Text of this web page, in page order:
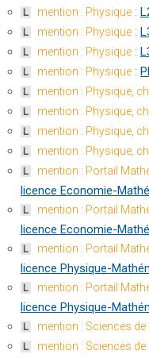
L mention : Physique :
L mention : Physique :
L mention : Physique :
L mention : Physique :
L mention : Physique,
L mention : Physique,
L mention : Physique,
L mention : Physique,
L mention : Portail
licence Economie-
L mention : Portail
licence Economie-
L mention : Portail
licence Physique-
L mention : Portail
licence Physique-
L mention : Sciences de
L mention : Sciences de